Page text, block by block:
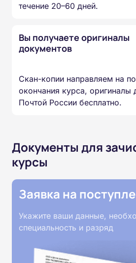
течение 20–60 дней.
Вы получаете оригиналы
документов
Скан-копии направляем на
окончания курса, оригиналы
Почтой России бесплатно.
Документы для
курсы
Заявка на
Укажите ваши данные,
специальность и разряд